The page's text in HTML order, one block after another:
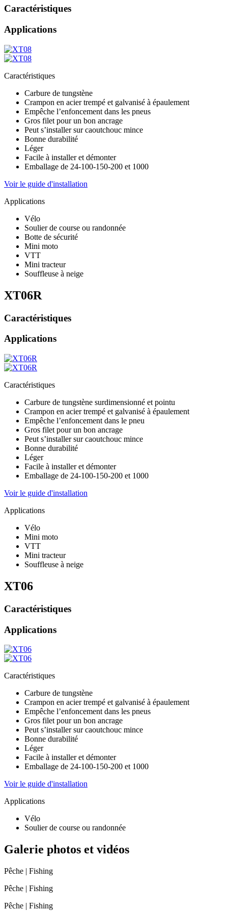
Caractéristiques
Applications
Caractéristiques
Carbure de tungstène
Crampon en acier trempé et galvanisé à épaulement
Empêche l’enfoncement dans les pneus
Gros filet pour un bon ancrage
Peut s’installer sur caoutchouc mince
Bonne durabilité
Léger
Facile à installer et démonter
Emballage de 24-100-150-200 et 1000
Voir le guide d'installation
Applications
Vélo
Soulier de course ou randonnée
Botte de sécurité
Mini moto
VTT
Mini tracteur
Souffleuse à neige
XT06R
Caractéristiques
Applications
Caractéristiques
Carbure de tungstène surdimensionné et pointu
Crampon en acier trempé et galvanisé à épaulement
Empêche l’enfoncement dans le pneu
Gros filet pour un bon ancrage
Peut s’installer sur caoutchouc mince
Bonne durabilité
Léger
Facile à installer et démonter
Emballage de 24-100-150-200 et 1000
Voir le guide d'installation
Applications
Vélo
Mini moto
VTT
Mini tracteur
Souffleuse à neige
XT06
Caractéristiques
Applications
Caractéristiques
Carbure de tungstène
Crampon en acier trempé et galvanisé à épaulement
Empêche l’enfoncement dans les pneus
Gros filet pour un bon ancrage
Peut s’installer sur caoutchouc mince
Bonne durabilité
Léger
Facile à installer et démonter
Emballage de 24-100-150-200 et 1000
Voir le guide d'installation
Applications
Vélo
Soulier de course ou randonnée
Galerie photos et vidéos
Pêche | Fishing
Pêche | Fishing
Pêche | Fishing